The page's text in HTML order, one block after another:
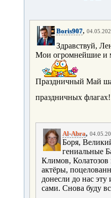
Boris907,
Здравствуй,
Мои огромнейшие и
Праздничный Май
праздничных
Al-Abra,
Боря,
гениальные
Климов, Колатозов
актёры,
донесли до нас
сами. Снова буду